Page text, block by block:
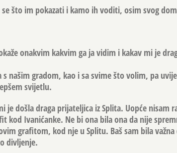
što im pokazati i kamo ih voditi, osim svog
onakvim kakvim ga ja vidim i kakav mi je
našim gradom, kao i sa svime što volim, pa
svijetlu.
je došla draga prijateljica iz Splita. Uopće nisam
kod Ivanićanke. Ne bi ona bila ona da nije
grafitom, kod nje u Splitu. Baš sam bila
divljenje.